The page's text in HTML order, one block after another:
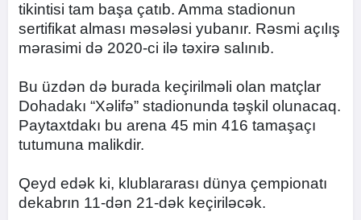
tikintisi tam başa çatıb. Amma stadionun
sertifikat alması məsələsi yubanır. Rəsmi açılış
mərasimi də 2020-ci ilə təxirə salınıb.
Bu üzdən də burada keçirilməli olan matçlar
Dohadakı “Xəlifə” stadionunda təşkil olunacaq.
Paytaxtdakı bu arena 45 min 416 tamaşaçı
tutumuna malikdir.
Qeyd edək ki, klublararası dünya çempionatı
dekabrın 11-dən 21-dək keçiriləcək.